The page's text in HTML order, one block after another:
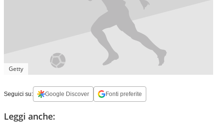
Getty
Seguici su: Google Discover Fonti preferite
Leggi anche: